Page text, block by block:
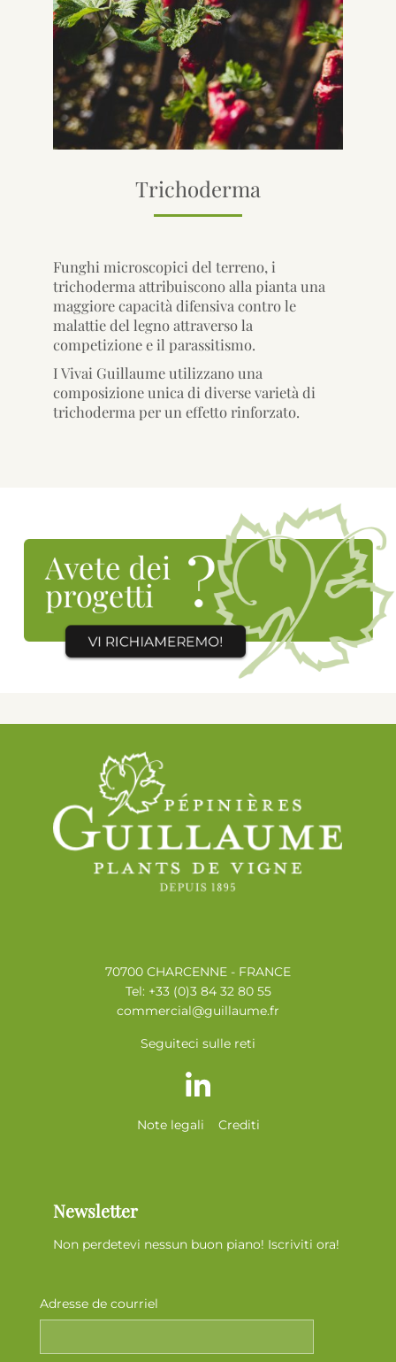
Trichoderma
Funghi microscopici del terreno, i
trichoderma attribuiscono alla pianta una
maggiore capacità difensiva contro le
malattie del legno attraverso la
competizione e il parassitismo.
I Vivai Guillaume utilizzano una
composizione unica di diverse varietà di
trichoderma per un effetto rinforzato.
70700 CHARCENNE - FRANCE
Tel: +33 (0)3 84 32 80 55
commercial@guillaume.fr
Seguiteci sulle reti
Note legali Crediti
Newsletter
Non perdetevi nessun buon piano! Iscriviti ora!
Adresse de courriel